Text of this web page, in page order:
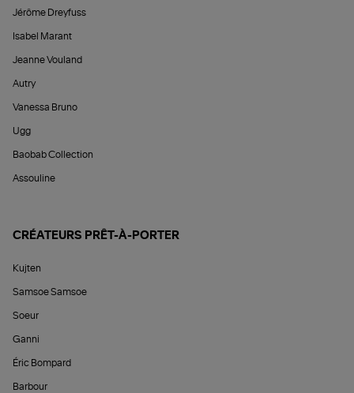
Jérôme Dreyfuss
Isabel Marant
Jeanne Vouland
Autry
Vanessa Bruno
Ugg
Baobab Collection
Assouline
CRÉATEURS PRÊT-À-PORTER
Kujten
Samsoe Samsoe
Soeur
Ganni
Éric Bompard
Barbour